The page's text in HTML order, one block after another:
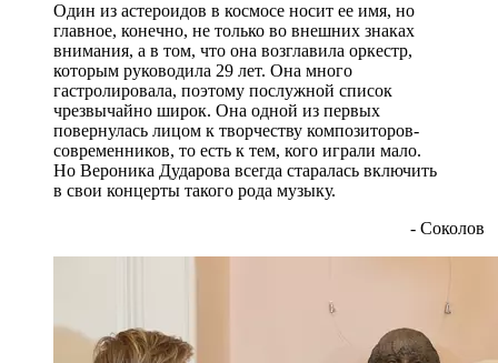
Один из астероидов в космосе носит ее имя, но
главное, конечно, не только во внешних знаках
внимания, а в том, что она возглавила оркестр,
которым руководила 29 лет. Она много
гастролировала, поэтому послужной список
чрезвычайно широк. Она одной из первых
повернулась лицом к творчеству композиторов-
современников, то есть к тем, кого играли мало.
Но Вероника Дударова всегда старалась включить
в свои концерты такого рода музыку.
- Соколов